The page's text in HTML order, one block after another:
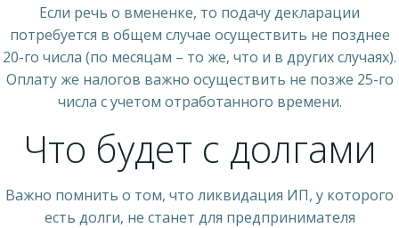
Если речь о вмененке, то подачу декларации
потребуется в общем случае осуществить не позднее
20-го числа (по месяцам – то же, что и в других случаях).
Оплату же налогов важно осуществить не позже 25-го
числа с учетом отработанного времени.
Что будет с долгами
Важно помнить о том, что ликвидация ИП, у которого
есть долги, не станет для предпринимателя